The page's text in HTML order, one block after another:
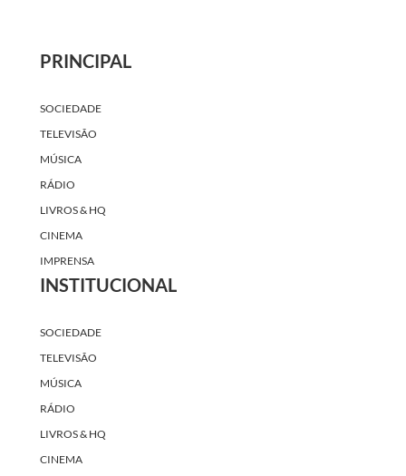
PRINCIPAL
SOCIEDADE
TELEVISÃO
MÚSICA
RÁDIO
LIVROS & HQ
CINEMA
IMPRENSA
INSTITUCIONAL
SOCIEDADE
TELEVISÃO
MÚSICA
RÁDIO
LIVROS & HQ
CINEMA